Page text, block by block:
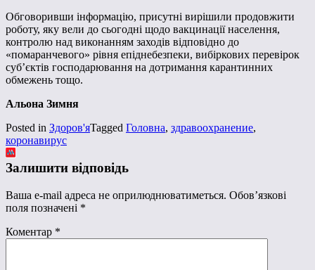
Обговоривши інформацію, присутні вирішили продовжити
роботу, яку вели до сьогодні щодо вакцинації населення,
контролю над виконанням заходів відповідно до
«помаранчевого» рівня епіднебезпеки, вибіркових перевірок
суб’єктів господарювання на дотримання карантинних
обмежень тощо.
Альона Зимня
Posted in Здоров'яTagged Головна, здравоохранение,
коронавирус
Залишити відповідь
Ваша e-mail адреса не оприлюднюватиметься. Обов’язкові
поля позначені *
Коментар *